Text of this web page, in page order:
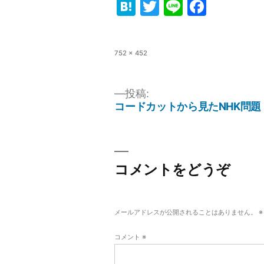
Hatena
Twitter
Line
フ
752 × 452
投稿:
コードカットから見たNHK問題
コメントをどうぞ
メールアドレスが公開されることはありません。 ※
コメント※